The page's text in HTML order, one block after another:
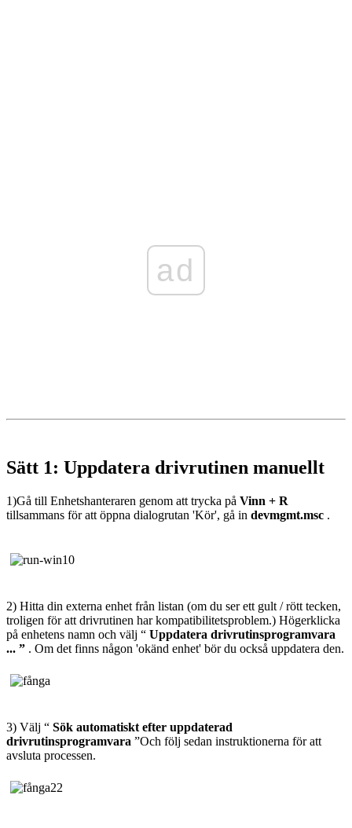
ad
Sätt 1: Uppdatera drivrutinen manuellt
1)Gå till Enhetshanteraren genom att trycka på Vinn + R
tillsammans för att öppna dialogrutan 'Kör', gå in devmgmt.msc .
2) Hitta din externa enhet från listan (om du ser ett gult / rött tecken,
troligen för att drivrutinen har kompatibilitetsproblem.) Högerklicka
på enhetens namn och välj “ Uppdatera drivrutinsprogramvara
... ” . Om det finns någon 'okänd enhet' bör du också uppdatera den.
3) Välj “ Sök automatiskt efter uppdaterad
drivrutinsprogramvara ”Och följ sedan instruktionerna för att
avsluta processen.